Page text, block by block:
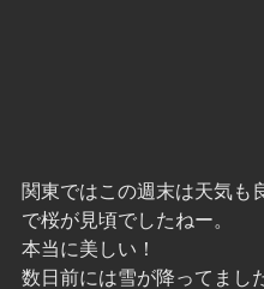
関東ではこの週末は天気も
で桜が見頃でしたねー。
本当に美しい！
数日前には雪が降ってまし